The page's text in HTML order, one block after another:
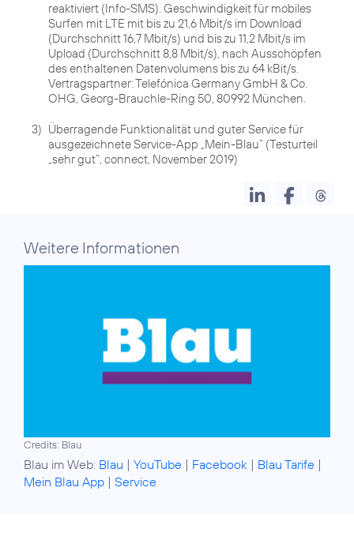
reaktiviert (Info-SMS). Geschwindigkeit für mobiles
Surfen mit LTE mit bis zu 21,6 Mbit/s im Download
(Durchschnitt 16,7 Mbit/s) und bis zu 11,2 Mbit/s im
Upload (Durchschnitt 8,8 Mbit/s), nach Ausschöpfen
des enthaltenen Datenvolumens bis zu 64 kBit/s.
Vertragspartner: Telefónica Germany GmbH & Co.
OHG, Georg-Brauchle-Ring 50, 80992 München.
3) Überragende Funktionalität und guter Service für
ausgezeichnete Service-App „Mein-Blau“ (Testurteil
Weitere Informationen
Credits: Blau
Blau im Web: Blau | YouTube | Facebook | Blau Tarife |
Mein Blau App | Service